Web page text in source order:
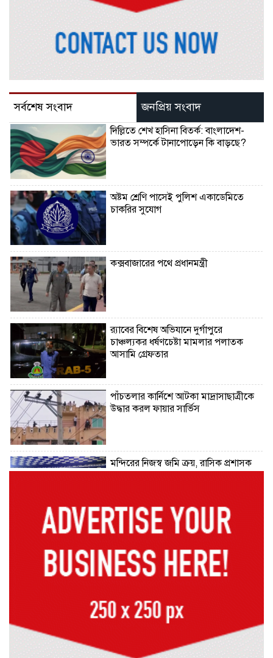
সর্বশেষ সংবাদ জনপ্রিয় সংবাদ
দিল্লিতে শেখ হাসিনা বিতর্ক: বাংলাদেশ-
ভারত সম্পর্কে টানাপোড়েন কি বাড়ছে?
অষ্টম শ্রেণি পাসেই পুলিশ একাডেমিতে
চাকরির সুযোগ
কক্সবাজারের পথে প্রধানমন্ত্রী
র‌্যাবের বিশেষ অভিযানে দুর্গাপুরে
চাঞ্চল্যকর ধর্ষণচেষ্টা মামলার পলাতক
আসামি গ্রেফতার
পাঁচতলার কার্নিশে আটকা মাদ্রাসাছাত্রীকে
উদ্ধার করল ফায়ার সার্ভিস
মন্দিরের নিজস্ব জমি ক্রয়, রাসিক প্রশাসক
হরমুজ প্রণালি খুলতে যুক্তরাষ্ট্রকে ইরানের ৬
স্বামী